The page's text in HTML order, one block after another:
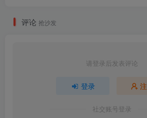
评论 抢沙发
请登录后发表评论
登录
社交账号登录